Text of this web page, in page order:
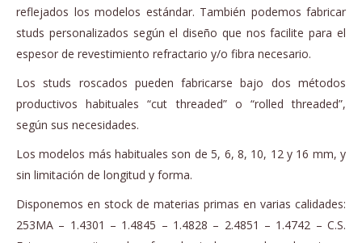
reflejados los modelos estándar. También podemos fabricar
studs personalizados según el diseño que nos facilite para el
espesor de revestimiento refractario y/o fibra necesario.
Los studs roscados pueden fabricarse bajo dos métodos
productivos habituales “cut threaded” o “rolled threaded”,
según sus necesidades.
Los modelos más habituales son de 5, 6, 8, 10, 12 y 16 mm, y
sin limitación de longitud y forma.
Disponemos en stock de materias primas en varias calidades:
253MA – 1.4301 – 1.4845 – 1.4828 – 2.4851 – 1.4742 – C.S.